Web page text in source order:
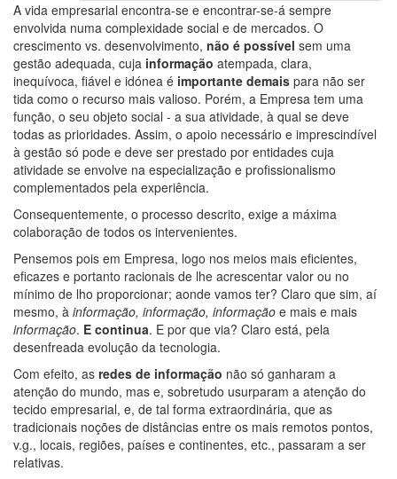
A vida empresarial encontra-se e encontrar-se-á sempre
envolvida numa complexidade social e de mercados. O
crescimento vs. desenvolvimento, não é possível sem uma
gestão adequada, cuja informação atempada, clara,
inequívoca, fiável e idónea é importante demais para não ser
tida como o recurso mais valioso. Porém, a Empresa tem uma
função, o seu objeto social - a sua atividade, à qual se deve
todas as prioridades. Assim, o apoio necessário e imprescindível
à gestão só pode e deve ser prestado por entidades cuja
atividade se envolve na especialização e profissionalismo
complementados pela experiência.
Consequentemente, o processo descrito, exige a máxima
colaboração de todos os intervenientes.
Pensemos pois em Empresa, logo nos meios mais eficientes,
eficazes e portanto racionais de lhe acrescentar valor ou no
mínimo de lho proporcionar; aonde vamos ter? Claro que sim, aí
mesmo, à informação, informação, informação e mais e mais
informação. E continua. E por que via? Claro está, pela
desenfreada evolução da tecnologia.
Com efeito, as redes de informação não só ganharam a
atenção do mundo, mas e, sobretudo usurparam a atenção do
tecido empresarial, e, de tal forma extraordinária, que as
tradicionais noções de distâncias entre os mais remotos pontos,
v.g., locais, regiões, países e continentes, etc., passaram a ser
relativas.